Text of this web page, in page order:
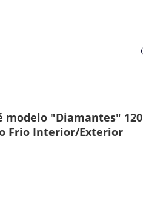
modelo "Diamantes" 120
Frio Interior/Exterior